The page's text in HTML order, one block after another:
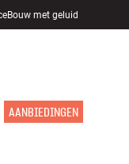
Bouw met geluid
AANBIEDINGEN